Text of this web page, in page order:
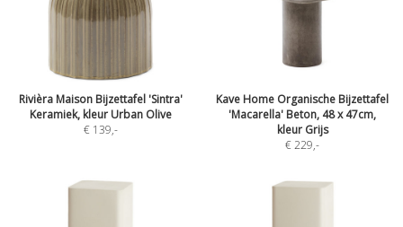
Rivièra Maison Bijzettafel 'Sintra'
Keramiek, kleur Urban Olive
€ 139,-
Kave Home Organische Bijzettafel
'Macarella' Beton, 48 x 47cm,
kleur Grijs
€ 229,-